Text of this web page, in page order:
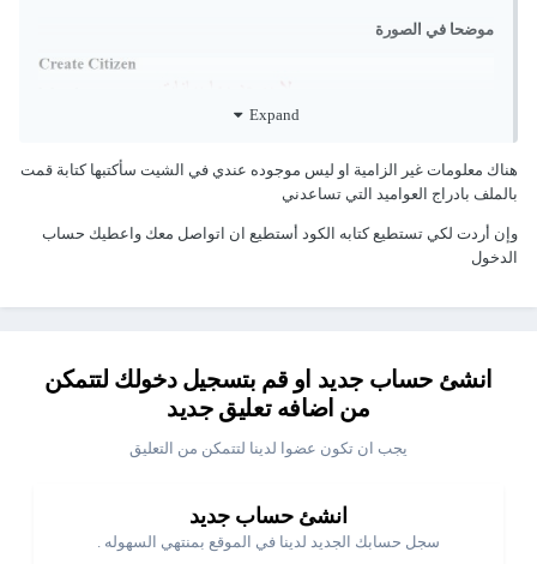
موضحا في الصورة
Expand
هناك معلومات غير الزامية او ليس موجوده عندي في الشيت سأكتبها كتابة قمت
بالملف بادراج العواميد التي تساعدني
وإن أردت لكي تستطيع كتابه الكود أستطيع ان اتواصل معك واعطيك حساب
الدخول
انشئ حساب جديد او قم بتسجيل دخولك لتتمكن
من اضافه تعليق جديد
يجب ان تكون عضوا لدينا لتتمكن من التعليق
انشئ حساب جديد
سجل حسابك الجديد لدينا في الموقع بمنتهي السهوله .